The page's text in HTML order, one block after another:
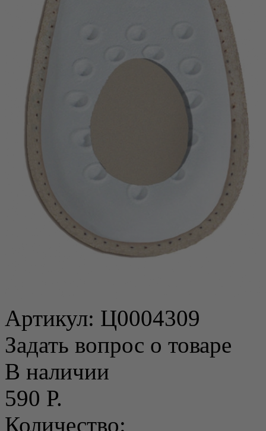
Артикул: Ц0004309
Задать вопрос о товаре
В наличии
590 Р.
Количество: